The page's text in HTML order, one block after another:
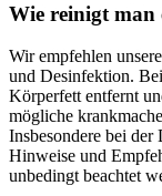
Wie reinigt man
Wir empfehlen
und Desinfektion.
Körperfett entfernt
mögliche
Insbesondere bei
Hinweise und
unbedingt beachtet